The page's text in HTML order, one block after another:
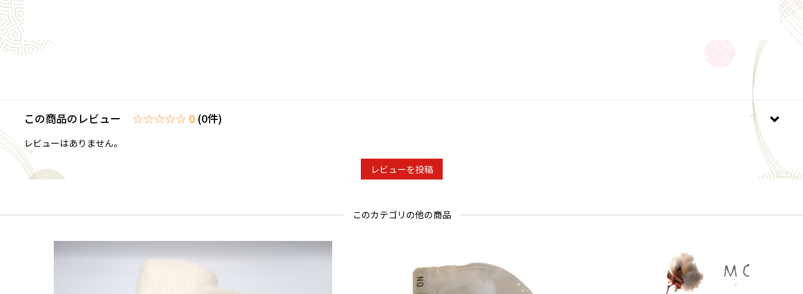
この商品のレビュー ☆☆☆☆☆ 0 (0件)
レビューはありません。
レビューを投稿
このカテゴリの他の商品